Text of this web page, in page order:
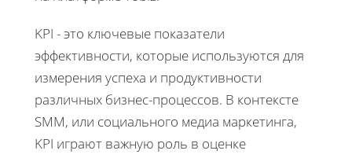
KPI - это ключевые показатели
эффективности, которые используются для
измерения успеха и продуктивности
различных бизнес-процессов. В контексте
SMM, или социального медиа маркетинга,
KPI играют важную роль в оценке